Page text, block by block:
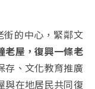
街的中心，緊鄰文
老屋，復興一條老
存、文化教育推廣
與在地居民共同復